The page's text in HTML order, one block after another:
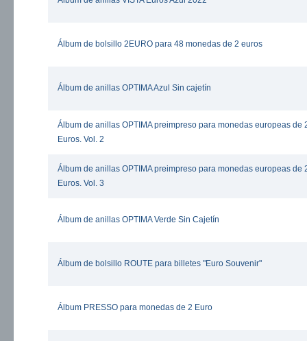
Álbum de bolsillo 2EURO para 48 monedas de 2 euros
Álbum de anillas OPTIMA Azul Sin cajetín
Álbum de anillas OPTIMA preimpreso para monedas europeas de
Euros. Vol. 2
Álbum de anillas OPTIMA preimpreso para monedas europeas de
Euros. Vol. 3
Álbum de anillas OPTIMA Verde Sin Cajetín
Álbum de bolsillo ROUTE para billetes "Euro Souvenir"
Álbum PRESSO para monedas de 2 Euro